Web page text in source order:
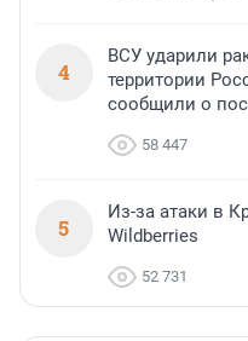
4
ВСУ ударили
территории
сообщили о
58 447
5
Из-за атаки в
Wildberries
52 731